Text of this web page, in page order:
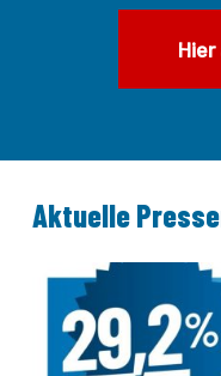
Aktuelle